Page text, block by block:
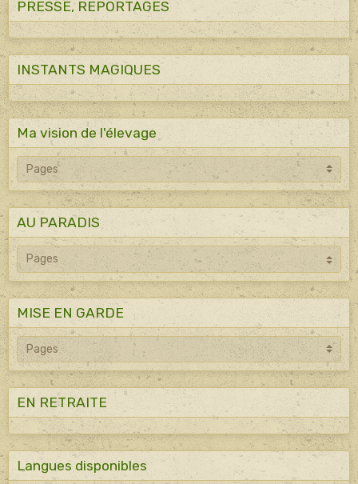
PRESSE, REPORTAGES
INSTANTS MAGIQUES
Ma vision de l'élevage
AU PARADIS
MISE EN GARDE
EN RETRAITE
Langues disponibles